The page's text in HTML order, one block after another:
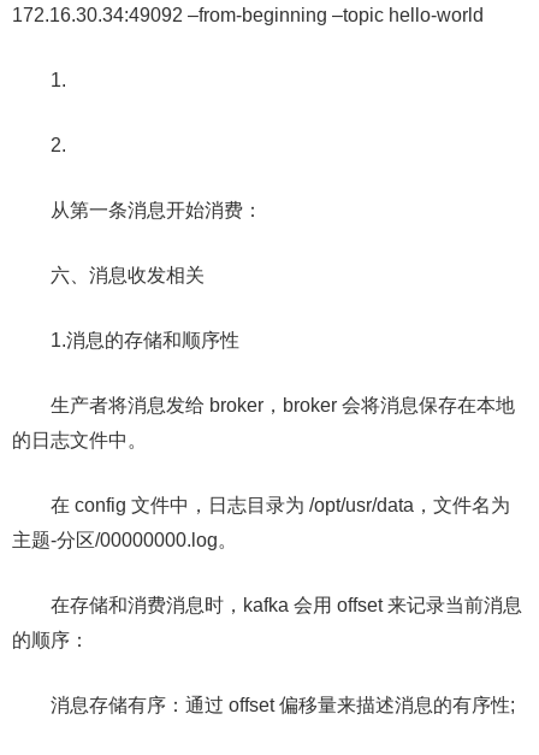
172.16.30.34:49092 –from-beginning –topic hello-world
1.
2.
从第一条消息开始消费：
六、消息收发相关
1.消息的存储和顺序性
生产者将消息发给 broker，broker 会将消息保存在本地
的日志文件中。
在 config 文件中，日志目录为 /opt/usr/data，文件名为
主题-分区/00000000.log。
在存储和消费消息时，kafka 会用 offset 来记录当前消息
的顺序：
消息存储有序：通过 offset 偏移量来描述消息的有序性;